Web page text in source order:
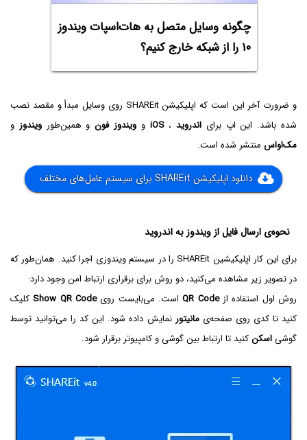
چگونه وسایل متصل به هات‌اسپات ویندوز
۱۰ را از شبکه خارج کنیم؟
و ضرورت آخر این است که اپلیکیشن SHAREit روی وسایل مبدأ و مقصد نصب
شده باشد. این اپ برای اندروید،iOS وویندوز فونو همین‌طورویندوز و
مک‌او‌اس منتشر شده است.
دانلود اپلیکیشن SHAREit برای سیستم عامل‌های مختلف
نحوه‌ی ارسال فایل از ویندوز به اندروید
برای این کار اپلیکیشین SHAREit را در سیستم ویندوزی اجرا کنید. همان‌طور که
در تصویر زیر مشاهده می‌کنید، دو روش برای برقراری ارتباط امن وجود دارد:
روش اول استفاده ازQR Codeاست. می‌بایست رویShow QR Code کلیک
کنید تا کدی روی صفحه‌یمانیتور نمایش داده شود. این کد را می‌توانید توسط
گوشیاسکنکنید تا ارتباط بین گوشی و کامپیوتر برقرار شود.